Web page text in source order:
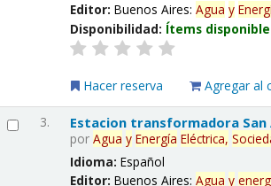
Editor:Buenos Aires:Agua y
Disponibilidad: Ítems
Hacer reserva Agregar al
3. Estacion transformadora
porAgua y Energía Eléctrica,
Idioma:Español
Editor:Buenos Aires:Agua y